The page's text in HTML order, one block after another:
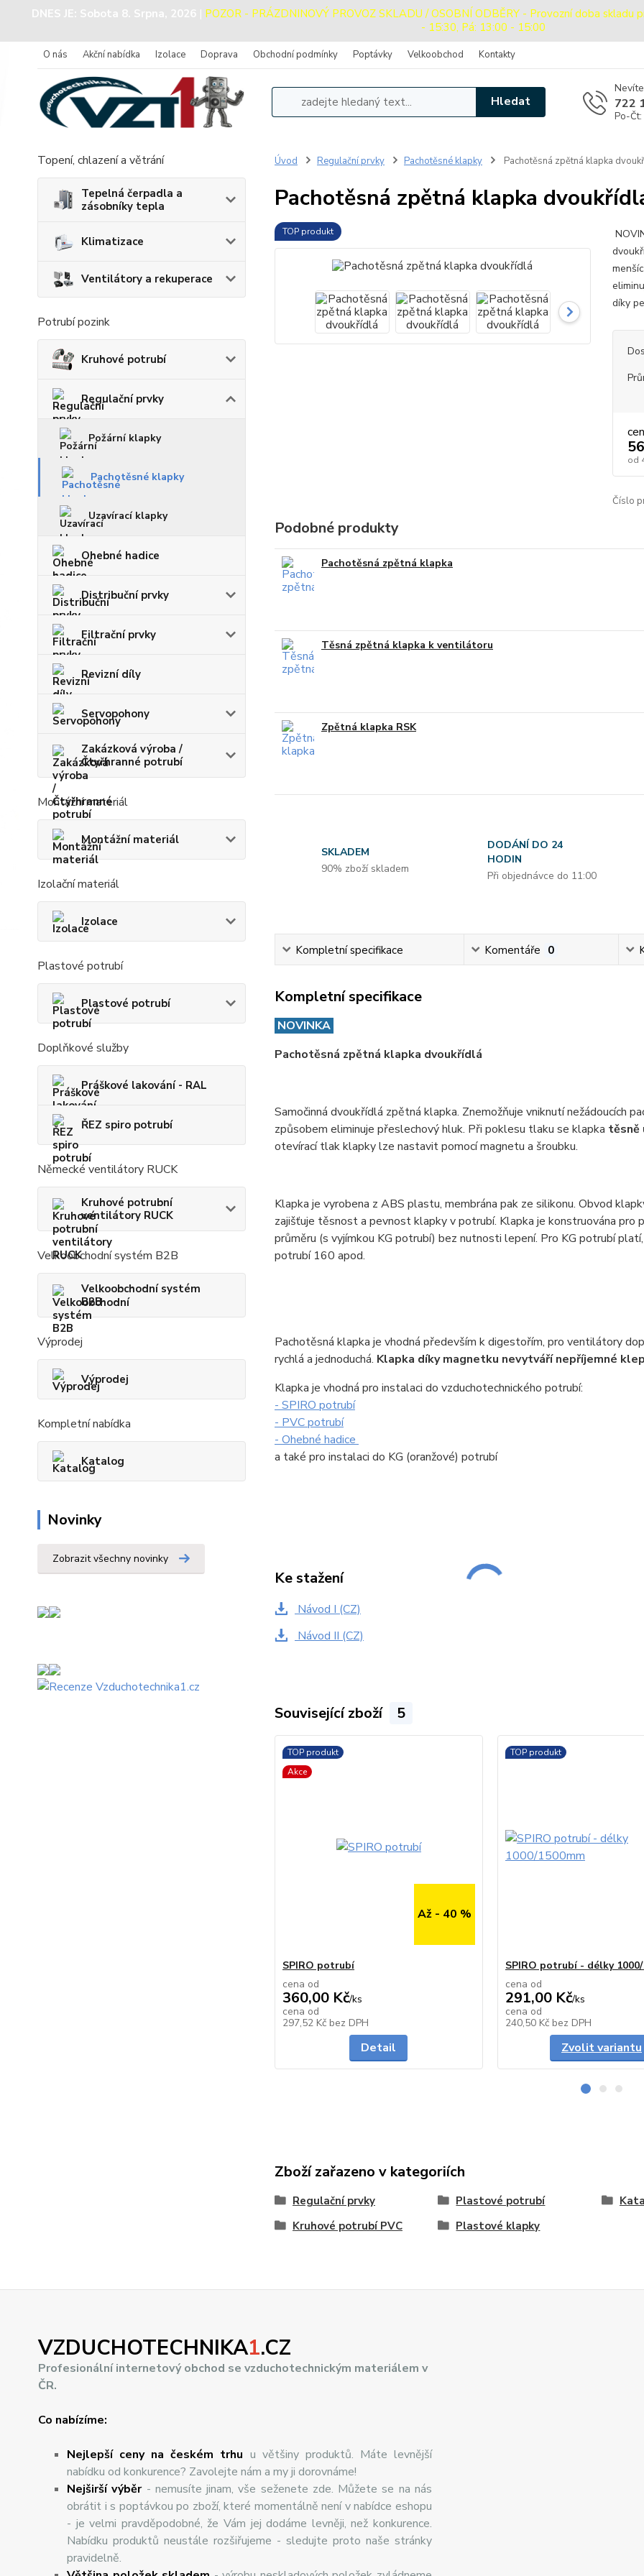
DNES JE: Sobota 8. Srpna, 2026 | POZOR - PRÁZDNINOVÝ PROVOZ SKLADU / OSOBNÍ ODBĚRY - Provozní doba
- 15:30, Pá: 13:00 - 15:00
O nás Akční nabídka Izolace Doprava Obchodní podmínky Poptávky Velkoobchod Kontakty
Hledat 722
Po-
Topení, chlazení a větrání
Tepelná čerpadla a
zásobníky tepla
Klimatizace
Ventilátory a rekuperace
Potrubí pozink
Kruhové potrubí
Regulační prvky
Požární klapky
Pachotěsné klapky
Uzavírací klapky
Ohebné hadice
Distribuční prvky
Filtrační prvky
Revizní díly
Servopohony
Zakázková výroba /
Čtyřhranné potrubí
Montážní materiál
Montážní materiál
Izolační materiál
Izolace
Plastové potrubí
Plastové potrubí
Doplňkové služby
Práškové lakování - RAL
ŘEZ spiro potrubí
Německé ventilátory RUCK
Kruhové potrubní
ventilátory RUCK
Velkoobchodní systém B2B
Velkoobchodní systém
B2B
Výprodej
Výprodej
Kompletní nabídka
Katalog
Novinky
Zobrazit všechny novinky
Úvod Regulační prvky Pachotěsné klapky Pachotěsná zpětná klapka
Pachotěsná zpětná klapka
TOP produkt
díky
od
Číslo
Podobné produkty
Pachotěsná zpětná klapka
Těsná zpětná klapka k ventilátoru
Zpětná klapka RSK
SKLADEM
90% zboží skladem
DODÁNÍ DO 24
HODIN
Při objednávce do 11:00
Kompletní specifikace Komentáře 0
Kompletní specifikace
NOVINKA
Pachotěsná zpětná klapka dvoukřídlá
Samočinná dvoukřídlá zpětná klapka. Znemožňuje vniknutí nežádoucích
způsobem eliminuje přeslechový hluk. Při poklesu tlaku se klapka těsně
otevírací tlak klapky lze nastavit pomocí magnetu a šroubku.
Klapka je vyrobena z ABS plastu, membrána pak ze silikonu. Obvod
zajišťuje těsnost a pevnost klapky v potrubí. Klapka je konstruována pro
průměru (s vyjímkou KG potrubí) bez nutnosti lepení. Pro KG potrubí
potrubí 160 apod.
Pachotěsná klapka je vhodná především k digestořím, pro ventilátory
rychlá a jednoduchá. Klapka díky magnetku nevytváří nepříjemné
Klapka je vhodná pro instalaci do vzduchotechnického potrubí:
- SPIRO potrubí
- PVC potrubí
- Ohebné hadice
a také pro instalaci do KG (oranžové) potrubí
Ke stažení
Návod I (CZ)
Návod II (CZ)
Související zboží 5
TOP produkt
Akce
Až - 40 %
SPIRO potrubí
cena od
360,00 Kč/ks
cena od
297,52 Kč bez DPH
Detail
TOP produkt
SPIRO potrubí - délky 1000/
cena od
291,00 Kč/ks
cena od
240,50 Kč bez DPH
Zvolit variantu
Zboží zařazeno v kategoriích
Regulační prvky Plastové potrubí
Kruhové potrubí PVC
Plastové klapky
VZDUCHOTECHNIKA1.CZ
Profesionální internetový obchod se vzduchotechnickým materiálem v
ČR.
Co nabízíme:
Nejlepší ceny na českém trhu u většiny produktů. Máte levnější
nabídku od konkurence? Zavolejte nám a my ji dorovnáme!
Nejširšívýběr- nemusíte jinam, vše seženete zde. Můžete se na nás
obrátit i s poptávkou po zboží, které momentálně není v nabídce eshopu
- je velmi pravděpodobné, že Vám jej dodáme levněji, než konkurence.
Nabídku produktů neustále rozšiřujeme - sledujte proto naše stránky
pravidelně.